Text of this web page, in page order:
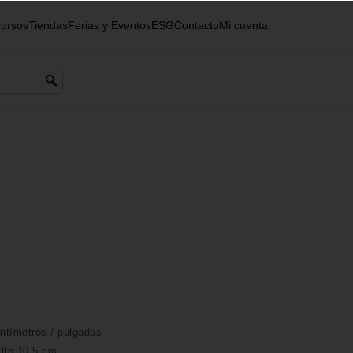
TiendasFerias y EventosESGContactoMi cuenta
/ pulgadas